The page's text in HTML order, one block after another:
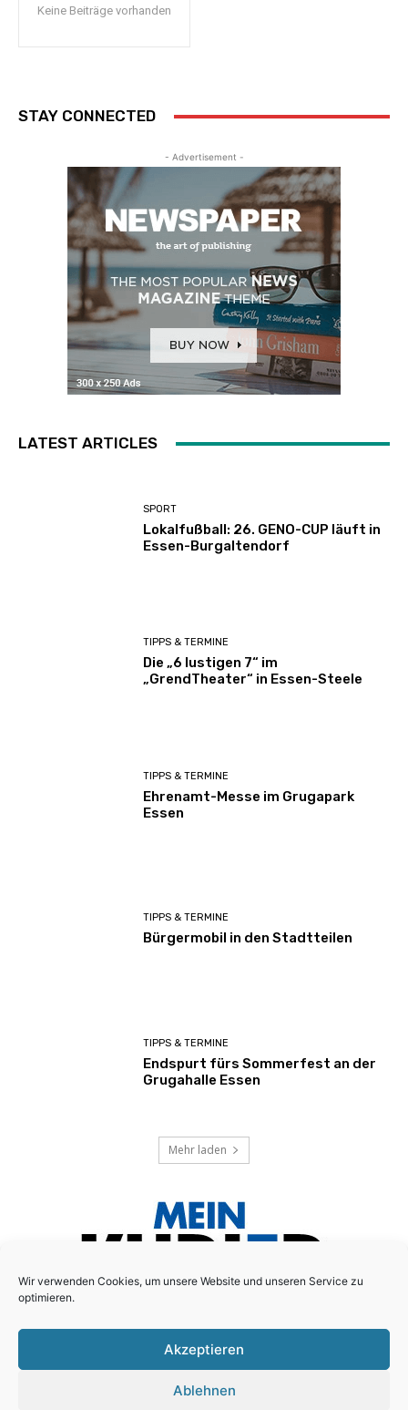
Wir verwenden Cookies, um unsere Website und unseren Service zu
optimieren.
Akzeptieren
Ablehnen
Keine Beiträge vorhanden
STAY CONNECTED
- Advertisement -
LATEST ARTICLES
SPORT
Lokalfußball: 26. GENO-CUP läuft in
Essen-Burgaltendorf
TIPPS & TERMINE
Die „6 lustigen 7“ im
„GrendTheater“ in Essen-Steele
TIPPS & TERMINE
Ehrenamt-Messe im Grugapark
Essen
TIPPS & TERMINE
Bürgermobil in den Stadtteilen
TIPPS & TERMINE
Endspurt fürs Sommerfest an der
Grugahalle Essen
Mehr laden
Schreiben Sie uns:redaktion@mein-kurier.ruhr